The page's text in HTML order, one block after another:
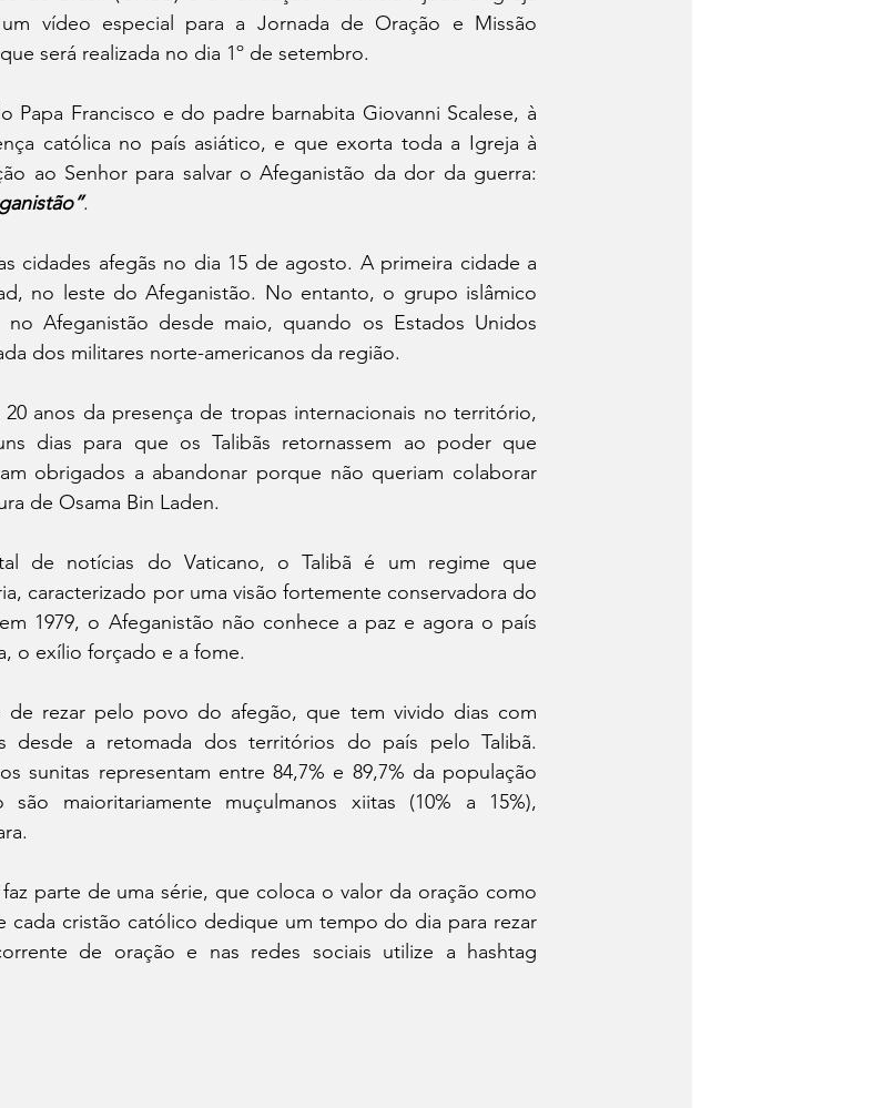
vídeo especial para a Jornada de Oração e Missão
será realizada no dia 1º de setembro.
Papa Francisco e do padre barnabita Giovanni Scalese, à
católica no país asiático, e que exorta toda a Igreja à
.
cidades afegãs no dia 15 de agosto. A primeira cidade a
no leste do Afeganistão. No entanto, o grupo islâmico
Afeganistão desde maio, quando os Estados Unidos
dos militares norte-americanos da região.
anos da presença de tropas internacionais no território,
dias para que os Talibãs retornassem ao poder que
obrigados a abandonar porque não queriam colaborar
de Osama Bin Laden.
de notícias do Vaticano, o Talibã é um regime que
caracterizado por uma visão fortemente conservadora do
1979, o Afeganistão não conhece a paz e agora o país
o exílio forçado e a fome.
de rezar pelo povo do afegão, que tem vivido dias com
desde a retomada dos territórios do país pelo Talibã.
sunitas representam entre 84,7% e 89,7% da população
maioritariamente muçulmanos xiitas (10% a 15%),
parte de uma série, que coloca o valor da oração como
cada cristão católico dedique um tempo do dia para rezar